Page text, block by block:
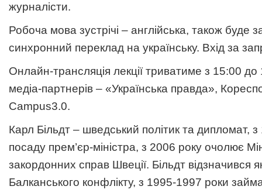
журналісти.
Робоча мова зустрічі – англійська, також буде
синхронний переклад на українську. Вхід за
Онлайн-трансляція лекції триватиме з 15:00
медіа-партнерів – «Українська правда»,
Campus3.0.
Карл Більдт – шведський політик та дипломат,
посаду прем’єр-міністра, з 2006 року очолює
закордонних справ Швеції. Більдт відзначився
Балканського конфлікту, з 1995-1997 роки